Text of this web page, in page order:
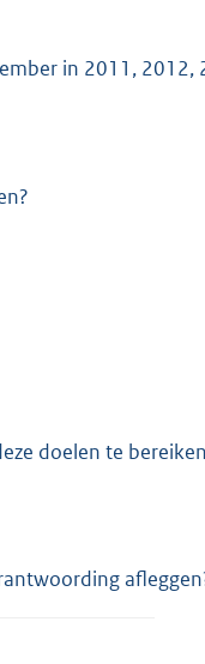
in 2011,
doelen te